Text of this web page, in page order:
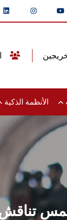
الأنظمة الذكية
تناقش